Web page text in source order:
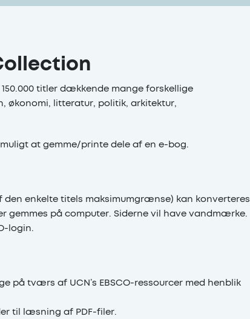
titler dækkende mange forskellige
økonomi, litteratur, politik, arkitektur,
at gemme/printe dele af en e-bog.
enkelte titels maksimumgrænse) kan konverteres
gemmes på computer. Siderne vil have vandmærke.
login.
på tværs af UCN’s EBSCO-ressourcer med henblik
til læsning af PDF-filer.